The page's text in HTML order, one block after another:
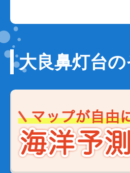
大良鼻灯台